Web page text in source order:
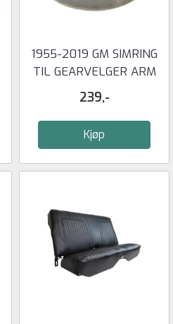
1955-2019 GM SIMRING
TIL GEARVELGER ARM
PÅ ...
239,-
Kjøp